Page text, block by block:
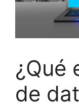
¿Qué
de